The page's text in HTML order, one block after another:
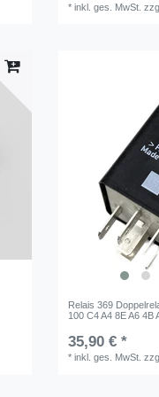
*inkl. ges. MwSt.
Relais 369
100 C4 A4 8E A6 4B
35,90 € *
*inkl. ges. MwSt.